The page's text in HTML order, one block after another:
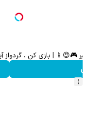
هدیه 200 سوتی با اولین خرید از گرمی،همین حالا ثبت نام کن
‹